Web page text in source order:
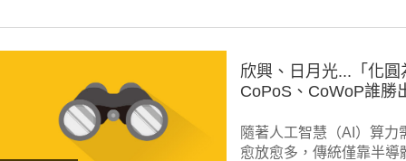
欣興、日月光...「化
CoPoS、CoWoP誰勝
隨著人工智慧（AI）算
愈放愈多，傳統僅靠半